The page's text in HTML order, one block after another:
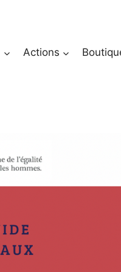
Actions